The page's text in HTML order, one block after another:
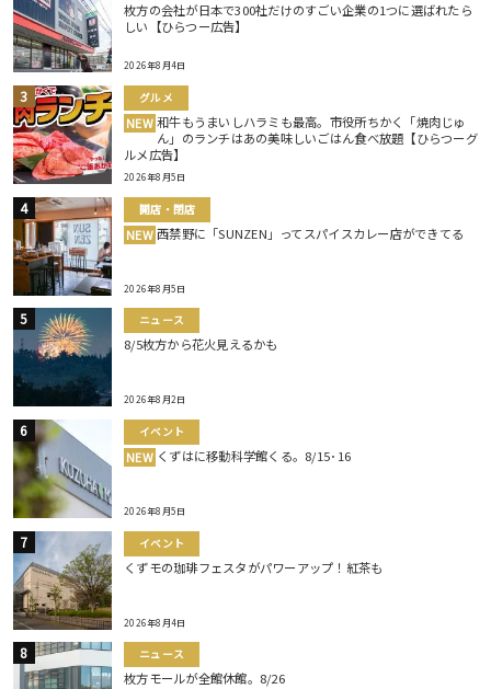
枚方の会社が日本で300社だけのすごい企業の1つに選ばれたら
しい【ひらつー広告】
2026年8月4日
グルメ
NEW 和牛もうまいしハラミも最高。市役所ちかく「焼肉じゅ
ん」のランチはあの美味しいごはん食べ放題【ひらつーグ
ルメ広告】
2026年8月5日
開店・閉店
NEW 西禁野に「SUNZEN」ってスパイスカレー店ができてる
2026年8月5日
ニュース
8/5枚方から花火見えるかも
2026年8月2日
イベント
NEW くずはに移動科学館くる。8/15･16
2026年8月5日
イベント
くずモの珈琲フェスタがパワーアップ！紅茶も
2026年8月4日
ニュース
枚方モールが全館休館。8/26